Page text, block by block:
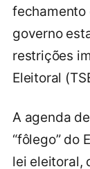
fechamento
governo
restrições
Eleitoral
A agenda
“fôlego” do
lei eleitoral,